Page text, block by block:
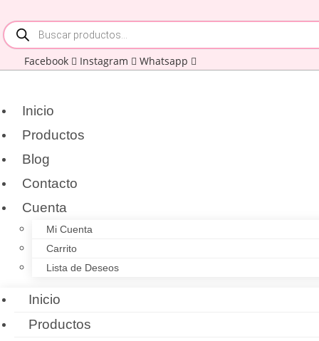
al
contenido
Búsqueda
de
productos
Facebook
Instagram Whatsapp
Inicio
Productos
Blog
Contacto
Cuenta
Mi Cuenta
Carrito
Lista de Deseos
Inicio
Productos